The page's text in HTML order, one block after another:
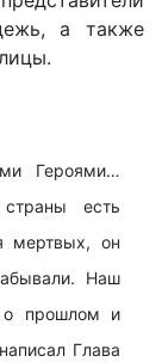
а также
Героями…
есть
мертвых, он
Наш
о прошлом и
Глава